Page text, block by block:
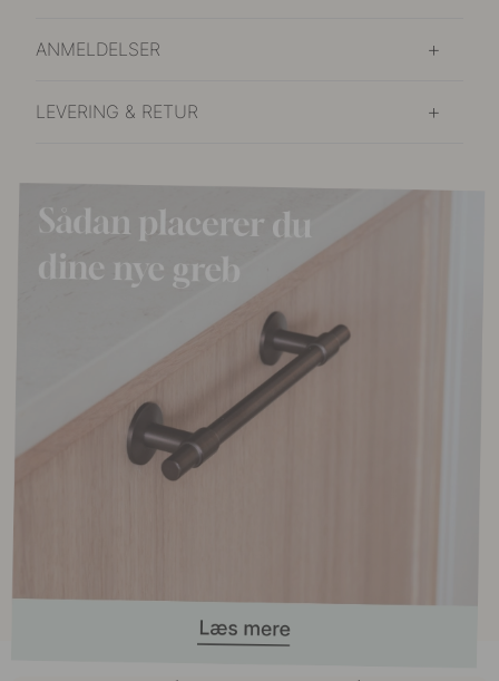
ANMELDELSER
LEVERING & RETUR